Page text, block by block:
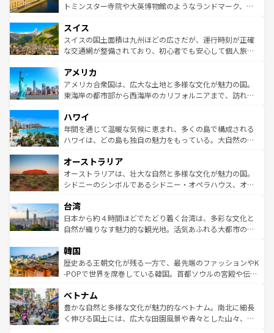
らに、パリ以外の地域にも魅力が溢れており、どの街角に
れる地方に足を運ぶとそれぞれで全く異なる文化を体験で
きるだろう。 なお、新着のフランス情報はコンテンツ一覧
を参照してほしい。
してライン川沿いのワイン畑といった風景は必見。ビール
は、お酒好きな人にはぜひ体験してほしい。 なお、新着の
ドイツ情報はコンテンツ一覧を参照してほしい。
トミンスター寺院や大英博物館のようなランドマーク、歴
リアごとに異なる魅力がある。また、優雅なアフタヌーン
ティー、ビール好きにはたまらない英国パブ、サッカー観
戦など、本場だからこそできる体験も豊富。イギリスを旅
ンツ一覧を参照してほしい。
スイス
スイスの国土面積は九州ほどの広さだが、運行時刻が正確
な交通網が整備されており、初心者でも安心して個人旅行
の建物がそのまま残る町や、スイスならではのユニークな
博物館もあり、アルプス観光だけでなく町歩きも満喫する
ことができる。国民の所得が高いため物価も高いが、旅行
ば市内交通費無料で観光を楽しむこともできる。 なお、新
着のスイス情報はコンテンツ一覧 を参照してほしい。
アメリカ
アメリカ合衆国は、広大な土地と多様な文化が魅力の国。
東海岸の都市部から西海岸のカリフォルニアまで、訪れる
のような巨大都市は、観光、ショッピング、エンターテイ
ンメントが詰まった刺激的なスポットだ。一方、アメリカ
西部には大自然が広がり、グランドキャニオンやイエロー
部のニューオーリンズでは、音楽と美食が融合した独特の
文化が魅力。旅行者はアメリカの各地域で異なる魅力を楽
しみながら、その多様性と豊かな歴史を感じることができ
ならではの贅沢な旅のスタイルだ。 なお、新着のアメリカ
情報はコンテンツ一覧を参照してほしい。
ハワイ
年間を通じて温暖な気候に恵まれ、多くの島で構成される
ハワイは、どの島も独自の魅力をもっている。大自然の神
ワイ島は見逃せない。また、定番の観光地といえばオアフ
島だが、静かな自然を求めるならマウイ島やカウアイ島が
おすすめ。エメラルドグリーンに輝く海をはじめ、豊かな
れるおもてなしの心で訪れる人々を迎えてくれるハワイの
人々、おいしいローカルフードやハワイアンミュージッ
ク、伝統的なフラダンスなど、すべてがハワイの魅力を彩
ワイを、存分に味わってほしい。 なお、新着のハワイ情報
はコンテンツ一覧を参照してほしい。
オーストラリア
オーストラリアは、壮大な自然と多様な文化が魅力の国。
シドニーのシンボルであるシドニー・オペラハウス、オー
リアリーフや大陸中央部にそびえるウルル（エアーズロッ
ク）、タスマニアの美しい原生林やケアンズの熱帯雨林な
ど、見どころがたくさん。また、カフェやワイン、オージ
いる。アクティビティも充実しており、サーフィンやダイ
ビング、ハイキングなど、アウトドア好きにはたまらな
い。オーストラリアの多彩な魅力を存分に味わいつくそ
参照してほしい。
台湾
日本から約４時間ほどでたどり着く台湾は、多彩な文化と
自然が織りなす魅力的な観光地。活気あふれる大都市の台
ン）、静ひつな山岳地帯である台湾東部など、都市の喧騒
と山間の静けさが共存しており、訪れる人に新しい発見と
驚きをもたらしてくれる。また、奥深い台湾の食文化も魅
容にもいいと評判のスイーツなど、バラエティ豊かな料理
が味わえる。 なお、新着の台湾情報は コンテンツ一覧を参
照してほしい。
韓国
歴史ある王朝文化が残る一方で、最先端のファッションやK
-POPで世界を席巻している韓国。首都ソウルの宮殿や伝統
き、地方に足を延ばせば四季折々の自然美を楽しむことが
できる。そして、キムチや焼肉、絶品のストリートフード
まで、さまざまな韓国料理が待っている。夜には、韓国な
ベトナム
豊かな自然と多様な文化が魅力的なベトナム。南北に細長
く伸びる国土には、広大な田園風景や青々とした山々、世